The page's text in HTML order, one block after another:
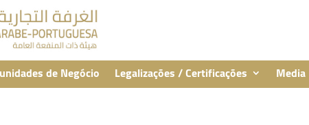
de Negócio Legalizações / Certificações Media